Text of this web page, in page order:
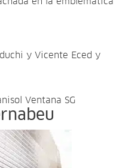
y Vicente Eced y
Ventana SG